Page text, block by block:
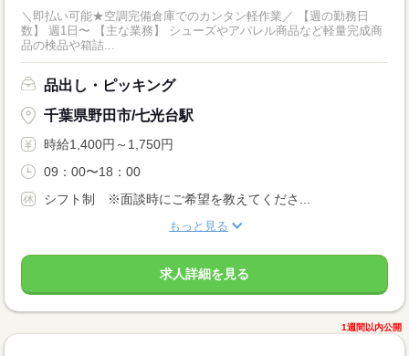
＼即払い可能★空調完備倉庫でのカンタン軽作業／ 【週の勤務日
数】 週1日〜 【主な業務】 シューズやアパレル商品など軽量完成商
品の検品や箱詰...
品出し・ピッキング
千葉県野田市/七光台駅
時給1,400円～1,750円
09：00〜18：00
シフト制 ※面談時にご希望を教えてくださ...
もっと見る
求人詳細を見る
1週間以内公開